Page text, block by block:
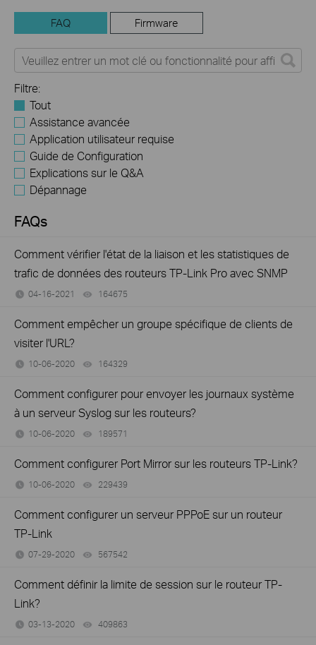
FAQ Firmware
Filtre:
Tout
Assistance avancée
Application utilisateur requise
Guide de Configuration
Explications sur le Q&A
Dépannage
FAQs
Comment vérifier l'état de la liaison et les statistiques de
trafic de données des routeurs TP-Link Pro avec SNMP
04-16-2021 164675
Comment empêcher un groupe spécifique de clients de
visiter l'URL?
10-06-2020 164329
Comment configurer pour envoyer les journaux système
à un serveur Syslog sur les routeurs?
10-06-2020 189571
Comment configurer Port Mirror sur les routeurs TP-Link?
10-06-2020 229439
Comment configurer un serveur PPPoE sur un routeur
TP-Link
07-29-2020 567542
Comment définir la limite de session sur le routeur TP-
Link?
03-13-2020 409863